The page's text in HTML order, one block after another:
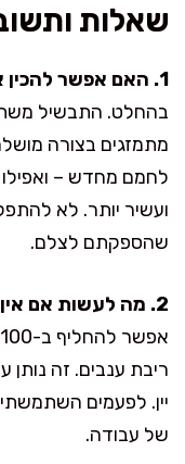
שאלות
1. האם אפשר להכין את המתכון יום מראש?
בהחלט. התבשיל
מתמזגים בצורה
לחמם מחדש –
ועשיר יותר. לא
שהספקתם לצלם.
2. מה לעשות אם אין לי יין אדום?
ריבת ענבים. זה
יין. לפעמים השתמשתי
של עבודה.